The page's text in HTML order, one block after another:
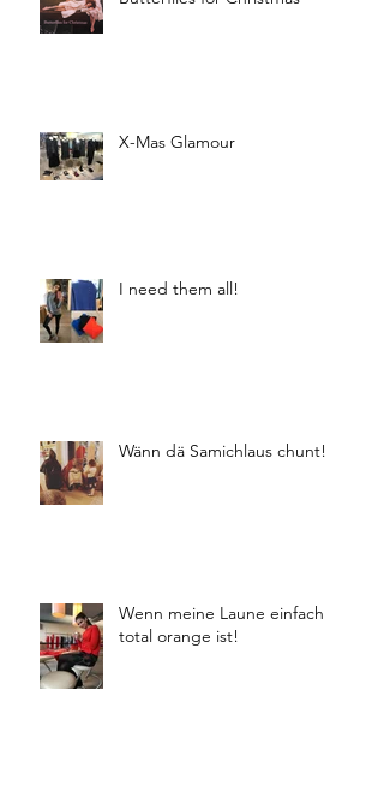
X-Mas Glamour
I need them all!
Wänn dä Samichlaus chunt!
Wenn meine Laune einfach
total orange ist!